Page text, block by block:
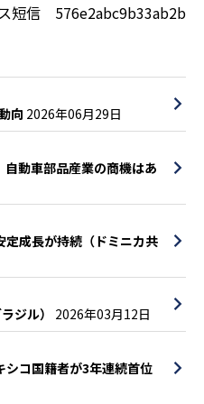
短信 576e2abc9b33ab2b
向 2026年06月29日
動車部品産業の商機はあ
定成長が持続（ドミニカ共
ジル） 2026年03月12日
シコ国籍者が3年連続首位